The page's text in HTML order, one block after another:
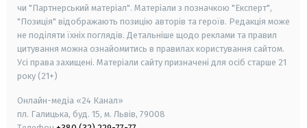
чи "Партнерський матеріал". Матеріали з позначкою "Експерт",
"Позиція" відображають позицію авторів та героїв. Редакція може
не поділяти їхніх поглядів. Детальніше щодо реклами та правил
цитування можна ознайомитись в правилах користування сайтом.
Усі права захищені. Матеріали сайту призначені для осіб старше 21
року (21+)
Онлайн-медіа «24 Канал»
пл. Галицька, буд. 15, м. Львів, 79008